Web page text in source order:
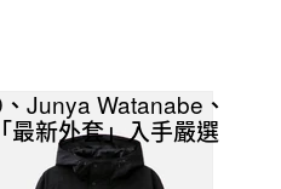
Junya Watanabe、
最新外套」入手嚴選